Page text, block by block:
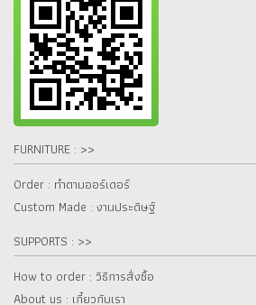
FURNITURE : >>
Order : ทำตามออร์เดอร์
Custom Made : งานประดิษฐ์
SUPPORTS : >>
How to order : วิธีการสั่งซื้อ
About us : เกี๋ยวกับเรา